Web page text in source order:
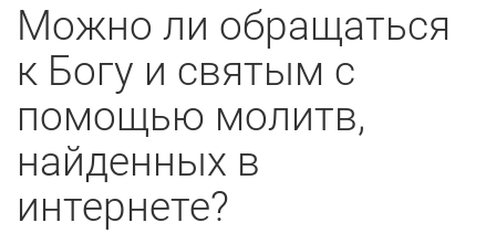
Можно ли обращаться
к Богу и святым с
помощью молитв,
найденных в
интернете?